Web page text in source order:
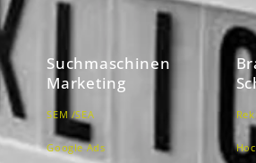
Suchmaschinen
Marketing
SEM /SEA
Google Ads